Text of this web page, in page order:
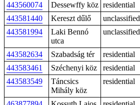
443560074
Dessewffy köz residential
443581440
Kereszt dűlő unclassified
443581994
Laki Bennó
utca
unclassified
443582634 Szabadság tér
residential
443583461
Széchenyi köz
residential
443583549
Táncsics
Mihály köz
residential